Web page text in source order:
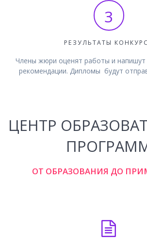
3
РЕЗУЛЬТАТЫ
Члены жюри оценят работы и напишут
рекомендации. Дипломы будут
ЦЕНТР
ОТ ОБРАЗОВАНИЯ ДО